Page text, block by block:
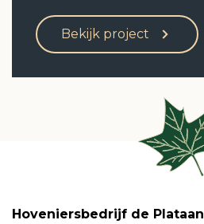
Bekijk project
Hoveniersbedrijf de Plataan